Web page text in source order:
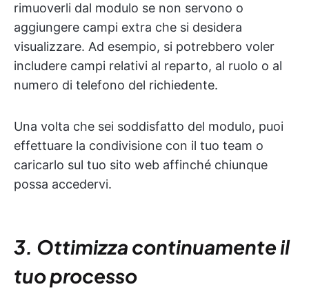
rimuoverli dal modulo se non servono o
aggiungere campi extra che si desidera
visualizzare. Ad esempio, si potrebbero voler
includere campi relativi al reparto, al ruolo o al
numero di telefono del richiedente.
Una volta che sei soddisfatto del modulo, puoi
effettuare la condivisione con il tuo team o
caricarlo sul tuo sito web affinché chiunque
possa accedervi.
3. Ottimizza continuamente il
tuo processo